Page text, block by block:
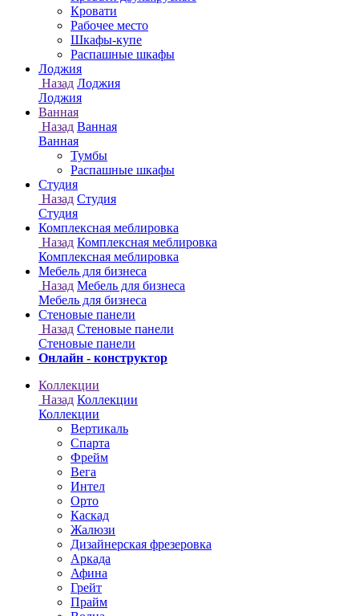
Онлайн - конструктор